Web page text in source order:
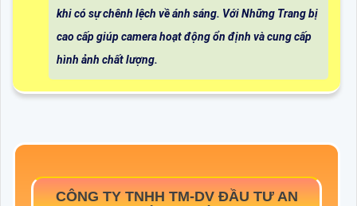
khi có sự chênh lệch về ánh sáng. Với Những Trang bị
cao cấp giúp camera hoạt động ổn định và cung cấp
hình ảnh chất lượng.
CÔNG TY TNHH TM-DV ĐẦU TƯ AN